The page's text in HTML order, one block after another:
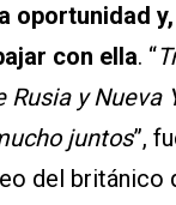
oportunidad
con ella. “
y Nueva
juntos”,
del británico